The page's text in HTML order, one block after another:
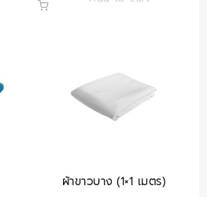
ผ้าขาวบาง (1×1 เมตร)